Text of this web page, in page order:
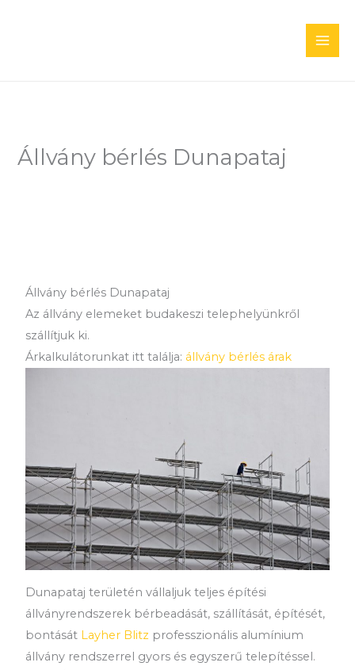
Állvány bérlés Dunapataj
Állvány bérlés Dunapataj
Az állvány elemeket budakeszi telephelyünkről
szállítjuk ki.
Árkalkulátorunkat itt találja: állvány bérlés árak
Dunapataj területén vállaljuk teljes építési
állványrendszerek bérbeadását, szállítását, építését,
bontását Layher Blitz professzionális alumínium
állvány rendszerrel gyors és egyszerű telepítéssel.